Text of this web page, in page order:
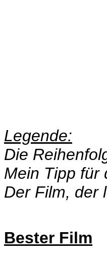
Legende:
Die
Mein Tipp für
Der Film, der
Bester Film